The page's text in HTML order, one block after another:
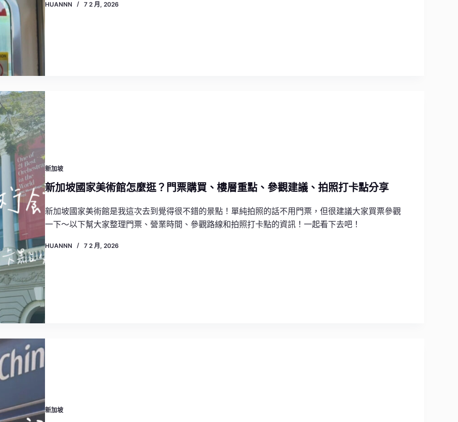
HUANNN 7 2 月, 2026
新加坡
新加坡國家美術館怎麼逛？門票購買、樓層重點、參觀建議、拍照打卡點分享
新加坡國家美術館是我這次去到覺得很不錯的景點！單純拍照的話不用門票，但很建議大家買票參觀
一下～以下幫大家整理門票、營業時間、參觀路線和拍照打卡點的資訊！一起看下去吧！
HUANNN 7 2 月, 2026
新加坡